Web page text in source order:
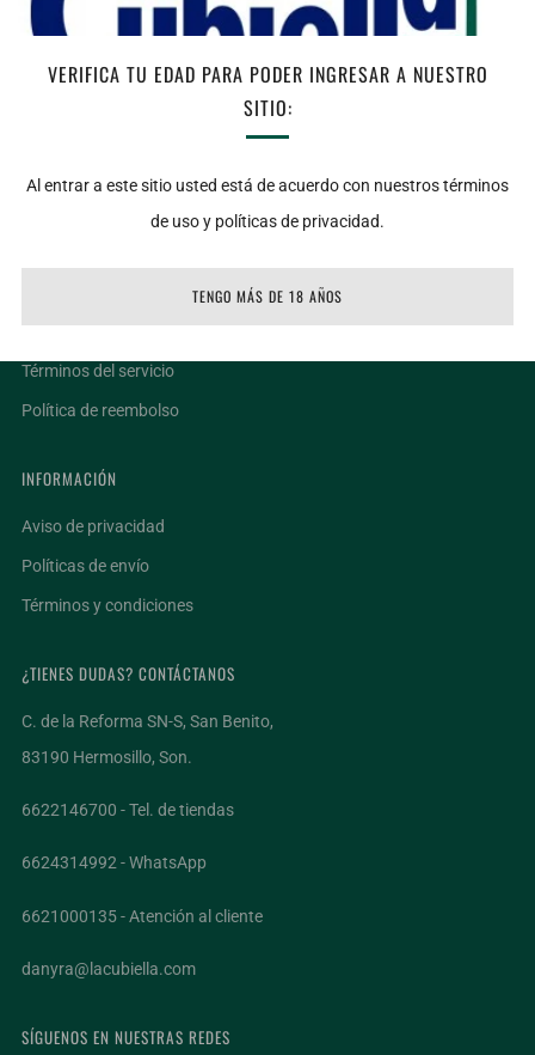
VERIFICA TU EDAD PARA PODER INGRESAR A NUESTRO
SITIO:
Al entrar a este sitio usted está de acuerdo con nuestros términos
de uso y políticas de privacidad.
TENGO MÁS DE 18 AÑOS
Agotado
AGOTADO
FacebookTwitter
Facturar un ticket
Términos del servicio
Política de reembolso
INFORMACIÓN
Aviso de privacidad
Políticas de envío
Términos y condiciones
¿TIENES DUDAS? CONTÁCTANOS
C. de la Reforma SN-S, San Benito,
83190 Hermosillo, Son.
6622146700 - Tel. de tiendas
6624314992 - WhatsApp
6621000135 - Atención al cliente
danyra@lacubiella.com
SÍGUENOS EN NUESTRAS REDES